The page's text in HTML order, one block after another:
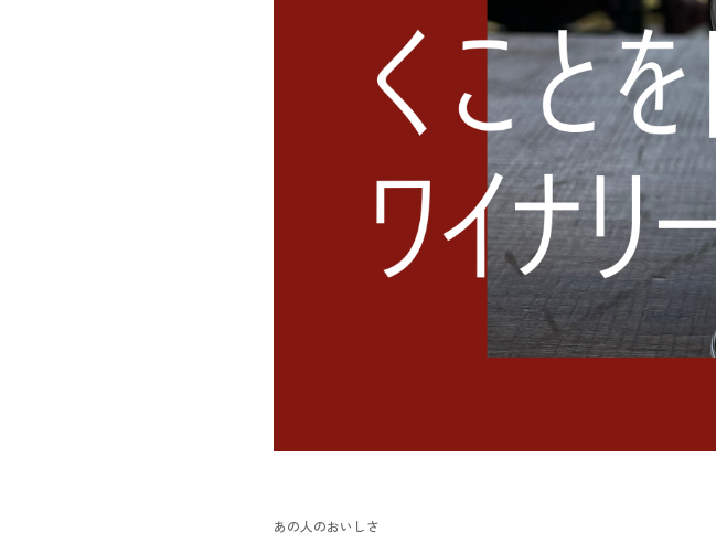
あの人のおいしさ